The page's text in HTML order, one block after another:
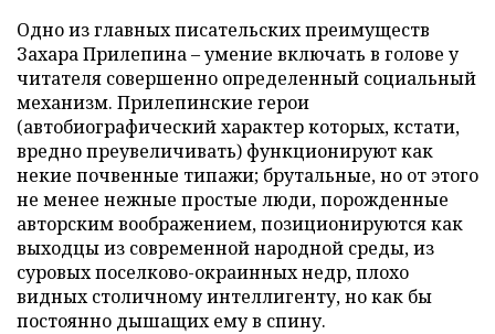
Одно из главных писательских преимуществ
Захара Прилепина – умение включать в голове у
читателя совершенно определенный социальный
механизм. Прилепинские герои
(автобиографический характер которых, кстати,
вредно преувеличивать) функционируют как
некие почвенные типажи; брутальные, но от этого
не менее нежные простые люди, порожденные
авторским воображением, позиционируются как
выходцы из современной народной среды, из
суровых поселково-окраинных недр, плохо
видных столичному интеллигенту, но как бы
постоянно дышащих ему в спину.